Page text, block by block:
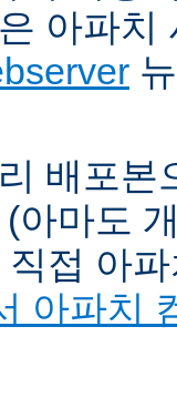
아파치
배포본
아마도
접 아
아파치